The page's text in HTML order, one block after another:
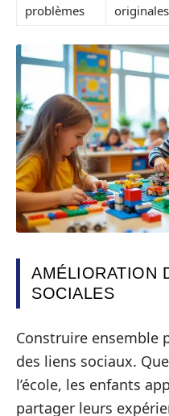
problèmes
AMÉLIORATION
SOCIALES
Construire ensemble
des liens sociaux.
l’école, les enfants
partager leurs